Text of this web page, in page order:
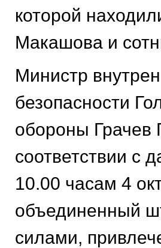
которой
Макашова и
Министр
безопасности
обороны
соответствии с
10.00 часам 4
объединенный
силами,